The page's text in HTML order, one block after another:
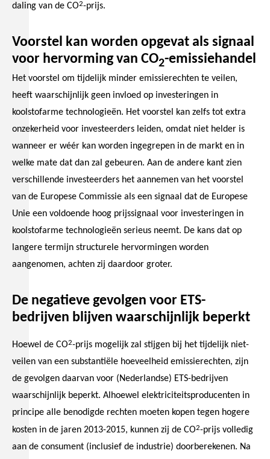
daling van de CO2-prijs.
Voorstel kan worden opgevat als signaal
voor hervorming van CO2-emissiehandel
Het voorstel om tijdelijk minder emissierechten te veilen,
heeft waarschijnlijk geen invloed op investeringen in
koolstofarme technologieën. Het voorstel kan zelfs tot extra
onzekerheid voor investeerders leiden, omdat niet helder is
wanneer er wéér kan worden ingegrepen in de markt en in
welke mate dat dan zal gebeuren. Aan de andere kant zien
verschillende investeerders het aannemen van het voorstel
van de Europese Commissie als een signaal dat de Europese
Unie een voldoende hoog prijssignaal voor investeringen in
koolstofarme technologieën serieus neemt. De kans dat op
langere termijn structurele hervormingen worden
aangenomen, achten zij daardoor groter.
De negatieve gevolgen voor ETS-
bedrijven blijven waarschijnlijk beperkt
Hoewel de CO2-prijs mogelijk zal stijgen bij het tijdelijk niet-
veilen van een substantiële hoeveelheid emissierechten, zijn
de gevolgen daarvan voor (Nederlandse) ETS-bedrijven
waarschijnlijk beperkt. Alhoewel elektriciteitsproducenten in
principe alle benodigde rechten moeten kopen tegen hogere
kosten in de jaren 2013-2015, kunnen zij de CO2-prijs volledig
aan de consument (inclusief de industrie) doorberekenen. Na